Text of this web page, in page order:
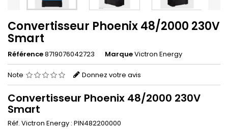
Convertisseur Phoenix 48/2000 230V
Smart
Référence8719076042723 MarqueVictron Energy
Note Donnez votre avis
Convertisseur Phoenix 48/2000 230V
Smart
Réf. Victron Energy : PIN482200000